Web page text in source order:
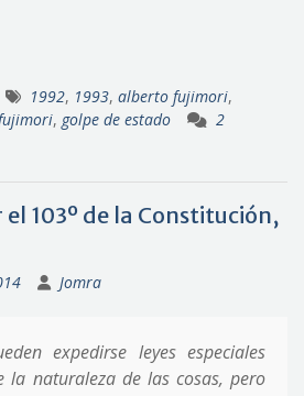
1992, 1993, alberto fujimori,
, golpe de estado
2
103º de la Constitución,
Jomra
expedirse leyes especiales
la naturaleza de las cosas, pero